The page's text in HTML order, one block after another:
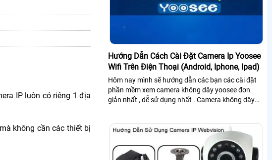
IP luôn có riêng 1 địa
không cần các thiết bị
Hướng Dẫn Cách Cài Đặt Camera Ip Yoosee
Wifi Trên Điện Thoại (Android, Iphone, Ipad)
Hôm nay mình sẽ hướng dẫn các bạn các cài đặt
phần mềm xem camera không dây yoosee đơn
giản nhất , dễ sử dụng nhất . Camera không dây